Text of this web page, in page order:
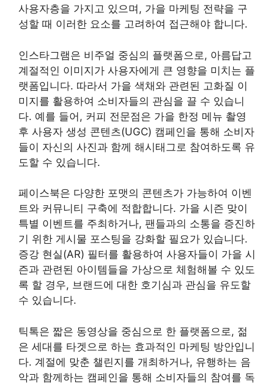
사용자층을 가지고 있으며, 가을 마케팅 전략을 구
성할 때 이러한 요소를 고려하여 접근해야 합니다.
인스타그램은 비주얼 중심의 플랫폼으로, 아름답고
계절적인 이미지가 사용자에게 큰 영향을 미치는 플
랫폼입니다. 따라서 가을 색채와 관련된 고화질 이
미지를 활용하여 소비자들의 관심을 끌 수 있습니
다. 예를 들어, 커피 전문점은 가을 한정 메뉴 촬영
후 사용자 생성 콘텐츠(UGC) 캠페인을 통해 소비자
들이 자신의 사진과 함께 해시태그로 참여하도록 유
도할 수 있습니다.
페이스북은 다양한 포맷의 콘텐츠가 가능하여 이벤
트와 커뮤니티 구축에 적합합니다. 가을 시즌 맞이
특별 이벤트를 주최하거나, 팬들과의 소통을 증진하
기 위한 게시물 포스팅을 강화할 필요가 있습니다.
증강 현실(AR) 필터를 활용하여 사용자들이 가을 시
즌과 관련된 아이템들을 가상으로 체험해볼 수 있도
록 할 경우, 브랜드에 대한 호기심과 관심을 유도할
수 있습니다.
틱톡은 짧은 동영상을 중심으로 한 플랫폼으로, 젊
은 세대를 타겟으로 하는 효과적인 마케팅 방안입니
다. 계절에 맞춘 챌린지를 개최하거나, 유행하는 음
악과 함께하는 캠페인을 통해 소비자들의 참여를 독